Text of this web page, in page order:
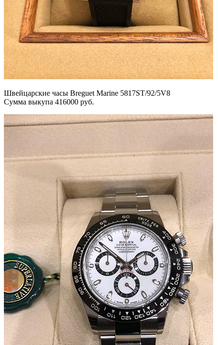
Швейцарские часы Breguet Marine 5817ST/92/5V8
Сумма выкупа 416000 руб.